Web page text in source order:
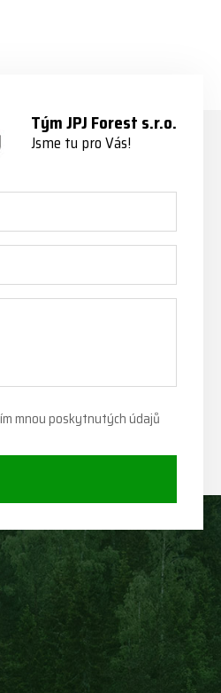
Tým JPJ Forest s.r.o.
Jsme tu pro Vás!
mnou poskytnutých údajů